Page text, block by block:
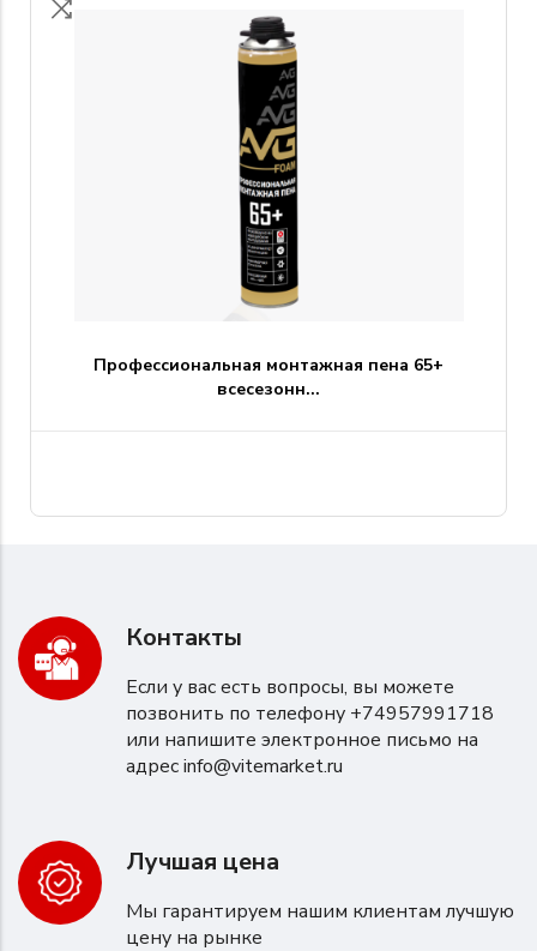
Профессиональная монтажная пена 65+
всесезонн...
Контакты
Если у вас есть вопросы, вы можете
позвонить по телефону +74957991718
или напишите электронное письмо на
адресinfo@vitemarket.ru
Лучшая цена
Мы гарантируем нашим клиентам лучшую
цену на рынке